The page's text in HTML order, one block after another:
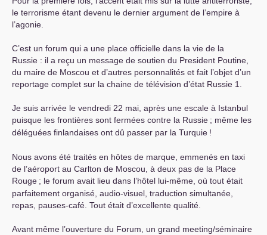
le terrorisme étant devenu le dernier argument de l’empire à
l’agonie.
C’est un forum qui a une place officielle dans la vie de la
Russie : il a reçu un message de soutien du President Poutine,
du maire de Moscou et d’autres personnalités et fait l’objet d’un
reportage complet sur la chaine de télévision d’état Russie 1.
Je suis arrivée le vendredi 22 mai, après une escale à Istanbul
puisque les frontières sont fermées contre la Russie ; même les
déléguées finlandaises ont dû passer par la Turquie !
Nous avons été traités en hôtes de marque, emmenés en taxi
de l’aéroport au Carlton de Moscou, à deux pas de la Place
Rouge ; le forum avait lieu dans l’hôtel lui-même, où tout était
parfaitement organisé, audio-visuel, traduction simultanée,
repas, pauses-café. Tout était d’excellente qualité.
Avant même l’ouverture du Forum, un grand meeting/séminaire